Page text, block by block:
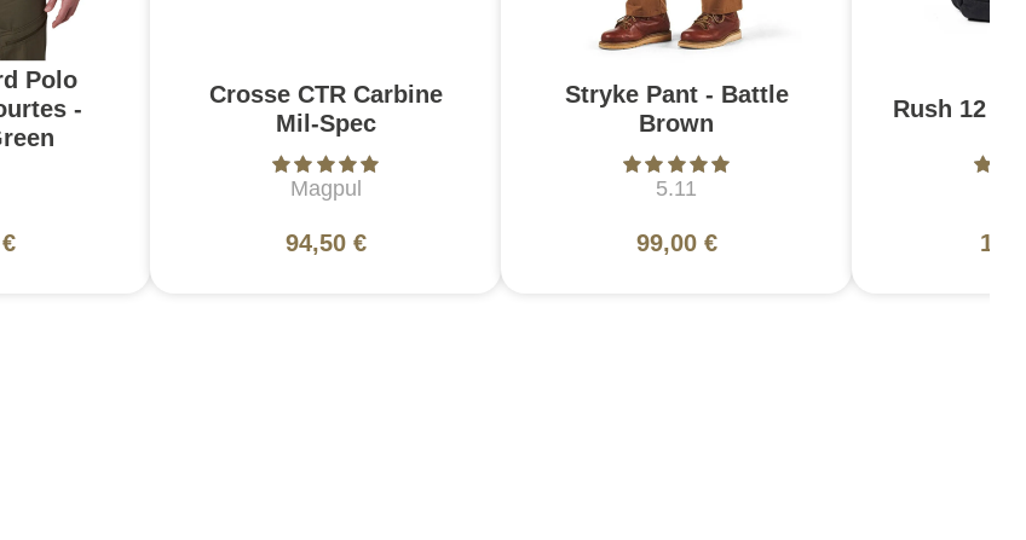
Polo
-
Crosse CTR Carbine
Mil-Spec
Magpul
94,50 €
Stryke Pant - Battle
Brown
5.11
99,00 €
Rush 12